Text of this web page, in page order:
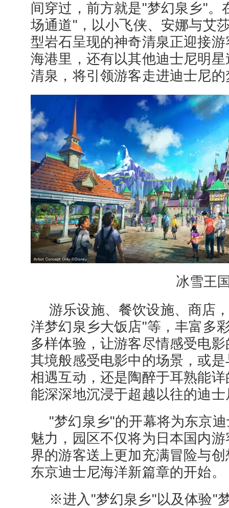
间穿过，前方就是"梦幻泉乡"。
场通道"，以小飞侠、安娜与艾
型岩石呈现的神奇清泉正迎接
海港里，还有以其他迪士尼明
清泉，将引领游客走进迪士尼
冰雪王
游乐设施、餐饮设施、商店
洋梦幻泉乡大饭店"等，丰富多
多样体验，让游客尽情感受电
其境般感受电影中的场景，或
相遇互动，还是陶醉于耳熟能
能深深地沉浸于超越以往的迪
"梦幻泉乡"的开幕将为东京
魅力，园区不仅将为日本国内
界的游客送上更加充满冒险与
东京迪士尼海洋新篇章的开始。
※进入"梦幻泉乡"以及体验"